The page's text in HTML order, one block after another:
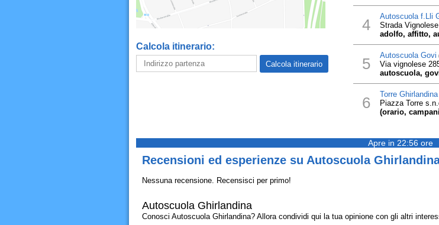
Calcola itinerario:
4 Autoscuola f.Lli
Strada
adolfo, affitto,
5 Autoscuola Govi
Via vignolese
autoscuola,
6 Torre
Piazza Torre
(orario,
Apre in 22:56 ore
Recensioni ed esperienze su Autoscuola
Nessuna recensione. Recensisci per primo!
Autoscuola Ghirlandina
Conosci Autoscuola Ghirlandina? Allora condividi qui la tua opinione con gli altri